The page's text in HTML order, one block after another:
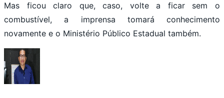
Mas ficou claro que, caso, volte a ficar sem o
combustível, a imprensa tomará conhecimento
novamente e o Ministério Público Estadual também.